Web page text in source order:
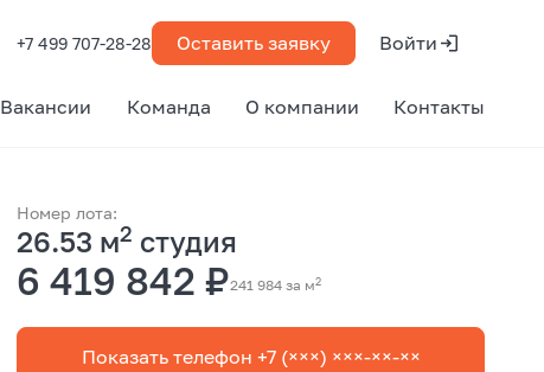
+7 499 707-28-28 Оставить заявку Войти
Вакансии Команда О компании Контакты
Номер лота:
26.53 м2 студия
6 419 842 ₽241 984 за м2
Показать телефон +7 (×××) ×××-××-××